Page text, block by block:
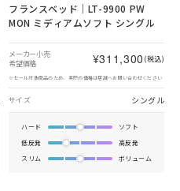
フランスベッド｜LT-9900 PW
MON ミディアムソフト シングル
メーカー小売
希望価格
¥311,300 (税込)
※セール対象商品のため、実際の価格は店舗へお問い合わせください
サイズ シングル
ハード
ソフト
低反発
高反発
スリム
ボリューム